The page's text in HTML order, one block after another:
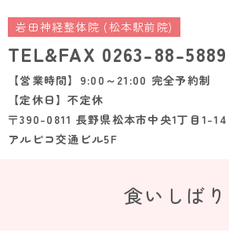
岩田神経整体院 (松本駅前院)
TEL&FAX 0263-88-5889
【営業時間】9:00～21:00 完全予約制
【定休日】不定休
〒390-0811 長野県松本市中央1丁目1-14
アルピコ交通ビル5F
食いしばり